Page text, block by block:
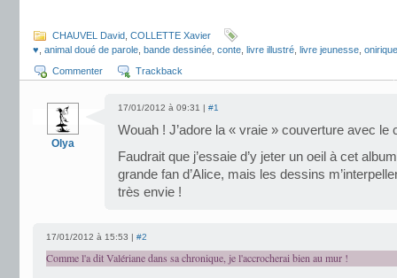
CHAUVEL David COLLETTE Xavier
♥ animal doué de parole bande dessinée conte livre illustré livre jeunesse onirique
Commenter
Trackback
Olya
17/01/2012 à 09:31 | #1
Wouah ! J’adore la « vraie » couverture avec le
Faudrait que j’essaie d’y jeter un oeil à cet
grande fan d’Alice, mais les dessins
très envie !
17/01/2012 à 15:53 | #2
Comme l'a dit Valériane dans sa chronique, je l'accrocherai bien au mur !